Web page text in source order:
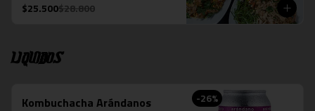
$25.500$28.800
Liquidos
-26%
Kombuchacha Arándanos